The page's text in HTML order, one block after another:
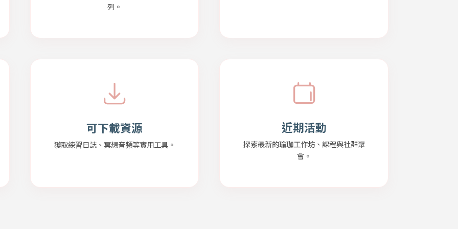
列。
可下載資源
獲取練習日誌、冥想音頻等實用工具。
近期活動
探索最新的瑜珈工作坊、課程與社群聚
會。